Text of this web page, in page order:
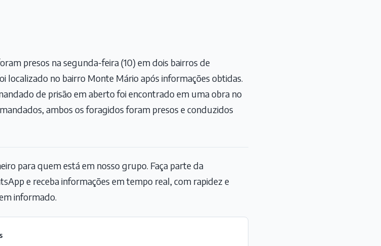
presos na segunda-feira (10) em dois bairros de
localizado no bairro Monte Mário após informações obtidas.
de prisão em aberto foi encontrado em uma obra no
ambos os foragidos foram presos e conduzidos
para quem está em nosso grupo. Faça parte da
e receba informações em tempo real, com rapidez e
informado.